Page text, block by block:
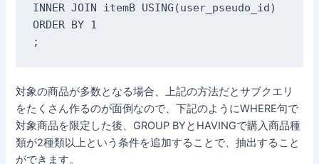
INNER JOIN itemB USING(user_pseudo_id)
ORDER BY 1
;
対象の商品が多数となる場合、上記の方法だとサブクエリ
をたくさん作るのが面倒なので、下記のようにWHERE句で
対象商品を限定した後、GROUP BYとHAVINGで購入商品種
類が2種類以上という条件を追加することで、抽出すること
ができます。